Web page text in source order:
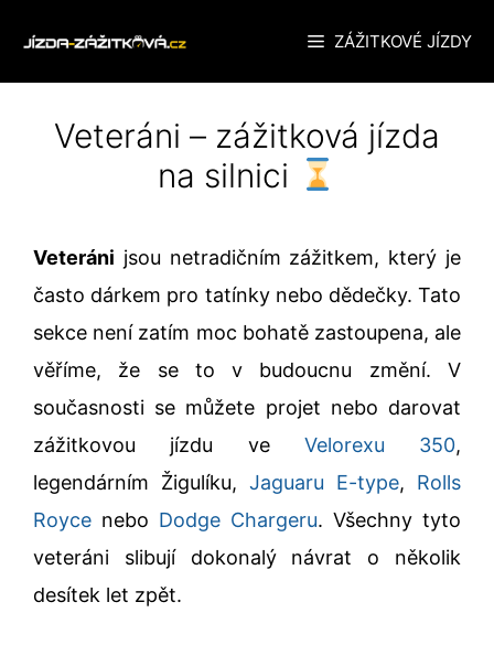
ZÁŽITKOVÉ JÍZDY
Veteráni – zážitková jízda
na silnici
Veteráni jsou netradičním zážitkem, který je
často dárkem pro tatínky nebo dědečky. Tato
sekce není zatím moc bohatě zastoupena, ale
věříme, že se to v budoucnu změní. V
současnosti se můžete projet nebo darovat
zážitkovou jízdu ve Velorexu 350,
legendárním Žigulíku, Jaguaru E-type, Rolls
Royce nebo Dodge Chargeru. Všechny tyto
veteráni slibují dokonalý návrat o několik
desítek let zpět.